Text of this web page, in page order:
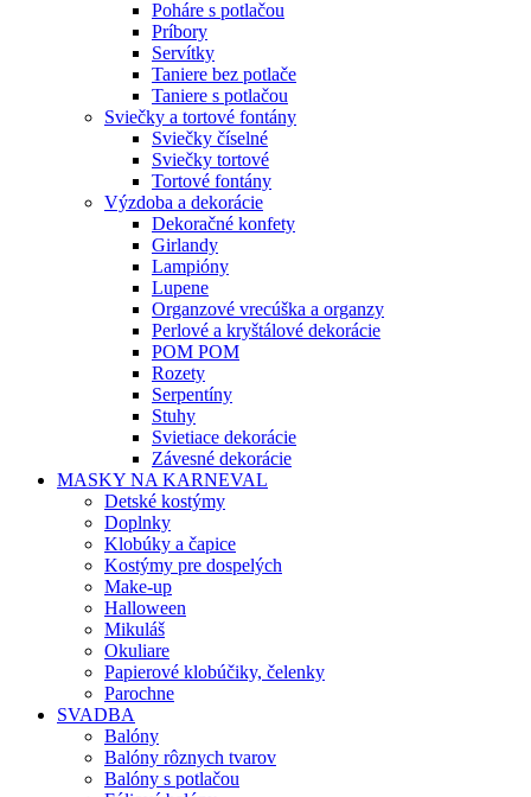
Poháre s potlačou
Príbory
Servítky
Taniere bez potlače
Taniere s potlačou
Sviečky a tortové fontány
Sviečky číselné
Sviečky tortové
Tortové fontány
Výzdoba a dekorácie
Dekoračné konfety
Girlandy
Lampióny
Lupene
Organzové vrecúška a organzy
Perlové a kryštálové dekorácie
POM POM
Rozety
Serpentíny
Stuhy
Svietiace dekorácie
Závesné dekorácie
MASKY NA KARNEVAL
Detské kostýmy
Doplnky
Klobúky a čapice
Kostýmy pre dospelých
Make-up
Halloween
Mikuláš
Okuliare
Papierové klobúčiky, čelenky
Parochne
SVADBA
Balóny
Balóny rôznych tvarov
Balóny s potlačou